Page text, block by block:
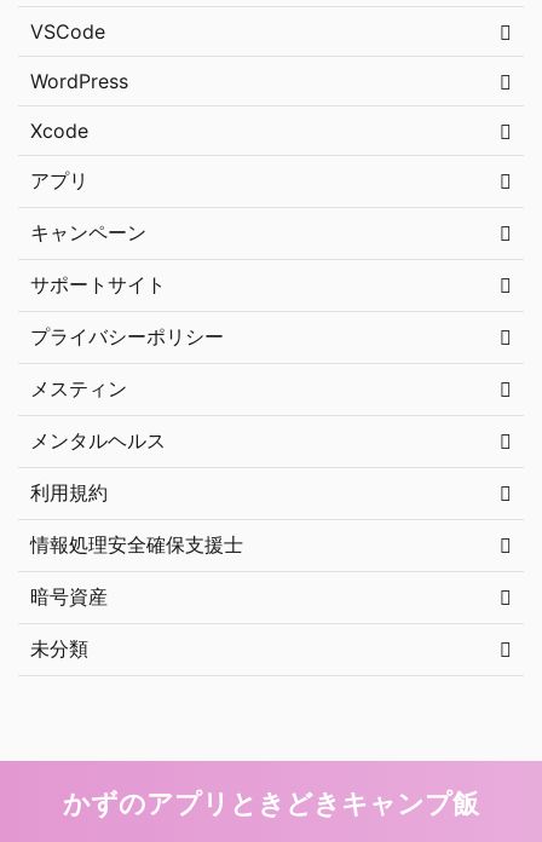
VSCode
WordPress
Xcode
アプリ
キャンペーン
サポートサイト
プライバシーポリシー
メスティン
メンタルヘルス
利用規約
情報処理安全確保支援士
暗号資産
未分類
かずのアプリときどきキャンプ飯